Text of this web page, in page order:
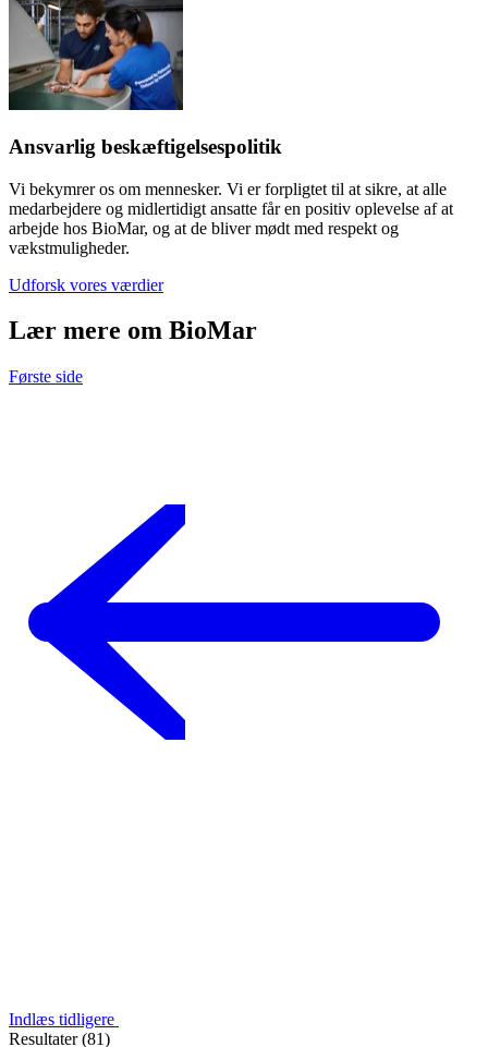
Ansvarlig beskæftigelsespolitik
Vi bekymrer os om mennesker. Vi er forpligtet til at sikre, at alle
medarbejdere og midlertidigt ansatte får en positiv oplevelse af at
arbejde hos BioMar, og at de bliver mødt med respekt og
vækstmuligheder.
Udforsk vores værdier
Lær mere om BioMar
Første side
Indlæs tidligere
Resultater (81)